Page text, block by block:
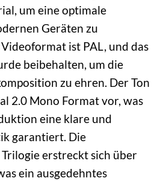
um eine optimale
Geräten zu
ist PAL, und das
beibehalten, um die
zu ehren. Der Ton
2.0 Mono Format vor, was
eine klare und
garantiert. Die
erstreckt sich über
ein ausgedehntes